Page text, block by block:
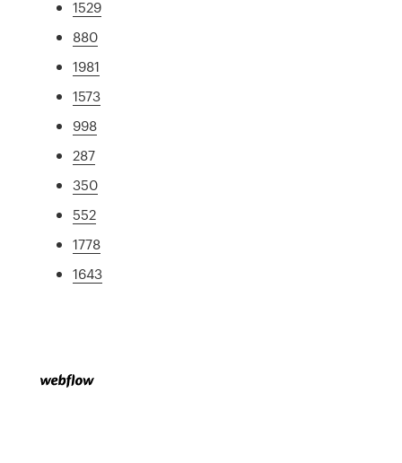
1529
880
1981
1573
998
287
350
552
1778
1643